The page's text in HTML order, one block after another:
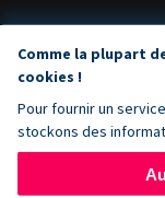
Comme la plupart
cookies !
Pour fournir un
stockons des